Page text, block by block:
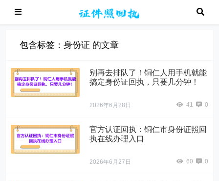
包含标签：身份证 的文章
别再去排队了！铜仁人用手机就能
搞定身份证回执，只要几分钟！
2026年6月28日 41 0
官方认证回执：铜仁市身份证照回
执在线办理入口
2026年6月27日 60 0